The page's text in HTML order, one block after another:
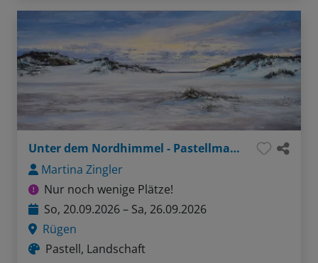
Unter dem Nordhimmel - Pastellmalerei
Martina Zingler
Nur noch wenige Plätze!
So, 20.09.2026 – Sa, 26.09.2026
Rügen
Pastell, Landschaft